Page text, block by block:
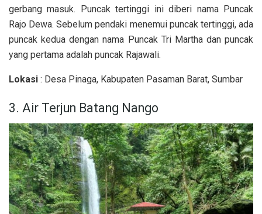
gerbang masuk. Puncak tertinggi ini diberi nama Puncak
Rajo Dewa. Sebelum pendaki menemui puncak tertinggi, ada
pun­cak kedua dengan nama Puncak Tri Martha dan pun­cak
yang pertama adalah puncak Rajawali.
Lokasi : Desa Pinaga, Kabupaten Pasaman Barat, Sumbar
3. Air Terjun Batang Nango